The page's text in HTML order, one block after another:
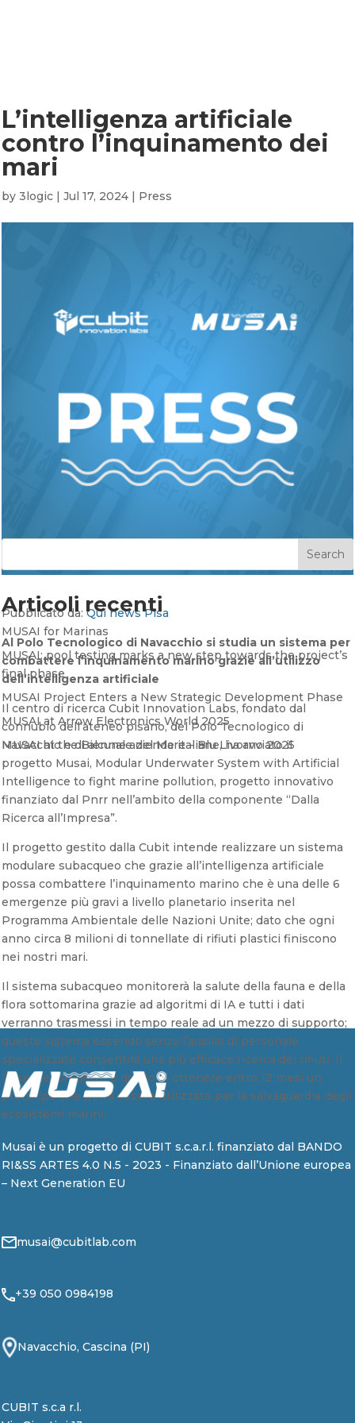
L’intelligenza artificiale
contro l’inquinamento dei
mari
by3logic |Jul 17, 2024 | Press
Pubblicato da:Qui news Pisa
Al Polo Tecnologico di Navacchio si studia un sistema per
combattere l’inquinamento marino grazie all’utilizzo
dell’intelligenza artificiale
Il centro di ricerca Cubit Innovation Labs, fondato dal
connubio dell’ateneo pisano, del Polo Tecnologico di
Navacchio e di alcune aziende italiane, ha avviato il
progetto Musai, Modular Underwater System with Artificial
Intelligence to fight marine pollution, progetto innovativo
finanziato dal Pnrr nell’ambito della componente “Dalla
Ricerca all’Impresa”.
Il progetto gestito dalla Cubit intende realizzare un sistema
modulare subacqueo che grazie all’intelligenza artificiale
possa combattere l’inquinamento marino che è una delle 6
emergenze più gravi a livello planetario inserita nel
Programma Ambientale delle Nazioni Unite; dato che ogni
anno circa 8 milioni di tonnellate di rifiuti plastici finiscono
nei nostri mari.
Il sistema subacqueo monitorerà la salute della fauna e della
flora sottomarina grazie ad algoritmi di IA e tutti i dati
verranno trasmessi in tempo reale ad un mezzo di supporto;
questo sistema essendo senza l’ausilio di personale
specializzato consentirà una più efficace ricerca dei rifiuti. Il
focus del progetto è quello di ottenere entro 12 mesi un
prototipo che potrà essere utilizzato per la salvaguardia degli
ecosistemi marini.
Search
Articoli recenti
MUSAI for Marinas
MUSAI: pool testing marks a new step towards the project’s
final phase
MUSAI Project Enters a New Strategic Development Phase
MUSAI at Arrow Electronics World 2025
MUSAI at the Biennale del Mare – Blu Livorno 2025
Musai è un progetto di CUBIT s.c.a.r.l. finanziato dal BANDO
RI&SS ARTES 4.0 N.5 - 2023 - Finanziato dall’Unione europea
– Next Generation EU
musai@cubitlab.com
+39 050 0984198
Navacchio, Cascina (PI)
CUBIT s.c.a r.l.